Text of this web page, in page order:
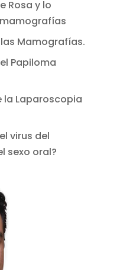
Rosa y lo
Mamografías.
Papiloma
la Laparoscopia
virus del
sexo oral?